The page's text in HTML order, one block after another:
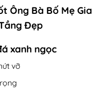
Ông Bà Bố Mẹ Gia
Đẹp
xanh ngọc
vỡ